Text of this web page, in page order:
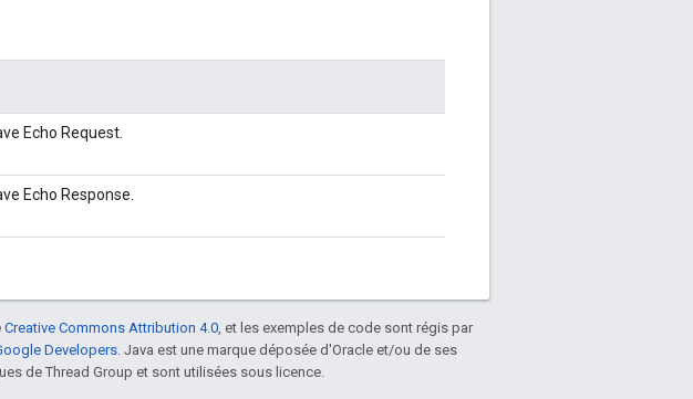
Echo Request.
Echo Response.
Creative Commons Attribution 4.0, et les exemples de code sont régis par
Developers. Java est une marque déposée d'Oracle et/ou de ses
de Thread Group et sont utilisées sous licence.